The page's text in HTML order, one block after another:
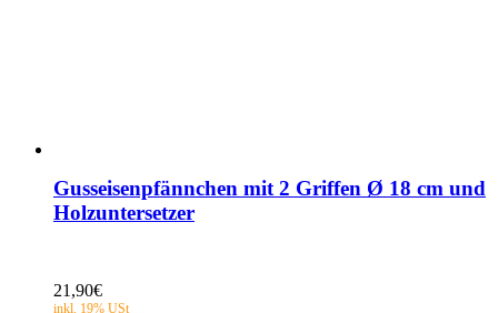
Gusseisenpfännchen mit 2 Griffen Ø 18 cm und
Holzuntersetzer
21,90€